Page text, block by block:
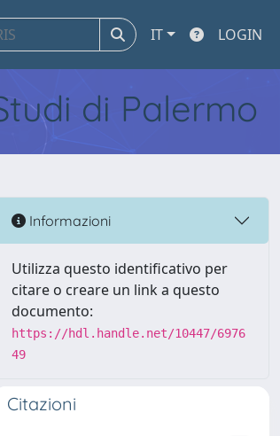
IT LOGIN
di Palermo
Informazioni
Utilizza questo identificativo per
citare o creare un link a questo
documento:
https://hdl.handle.net/10447/6976
49
Citazioni